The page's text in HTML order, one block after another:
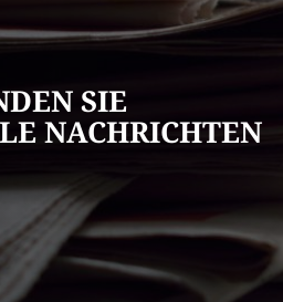
Mängel melden
Wahlen
SIE
NACHRICHTEN